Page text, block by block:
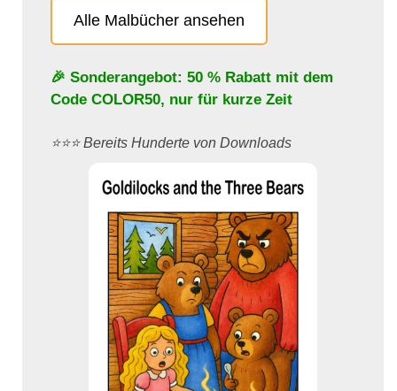
Alle Malbücher ansehen
🎉 Sonderangebot: 50 % Rabatt mit dem
Code COLOR50, nur für kurze Zeit
⭐️⭐️⭐️ Bereits Hunderte von Downloads